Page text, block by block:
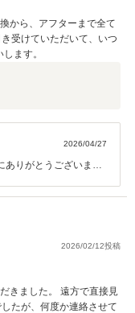
から、アフターまで全て
受けていただいて、いつ
ます。
2026/04/27
ありがとうございま
たします。本当にあり
2026/02/12投稿
きました。 遠方で直接見
たが、何度か連絡させて